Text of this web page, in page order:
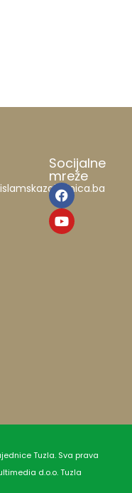
Socijalne
mreže
Tuzla. Sva prava
d.o.o. Tuzla